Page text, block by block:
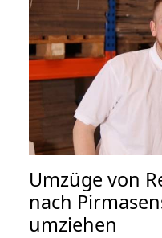
Umzüge von
nach
umziehen